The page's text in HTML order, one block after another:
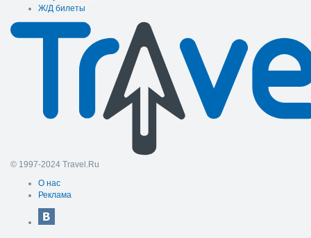
Ж/Д билеты
© 1997-2024 Travel.Ru
О нас
Реклама